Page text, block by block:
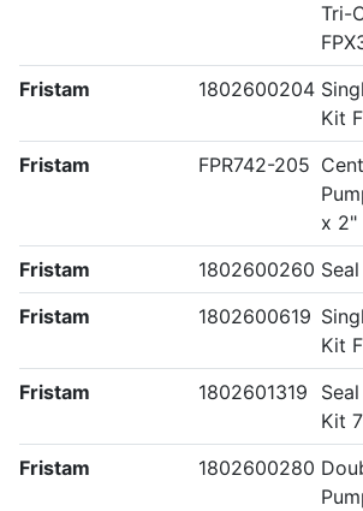
Tri-
Fristam 1802600204
Kit
Fristam FPR742-205
x 2"
Fristam 1802600260
Fristam
1802600619
Kit
Fristam 1802601319
Kit
Fristam 1802600280